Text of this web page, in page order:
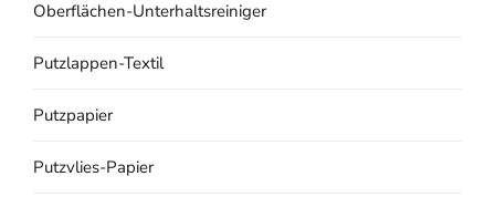
Oberflächen-Unterhaltsreiniger
Putzlappen-Textil
Putzpapier
Putzvlies-Papier